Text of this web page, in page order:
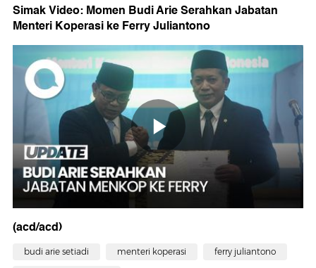
Simak Video: Momen Budi Arie Serahkan Jabatan
Menteri Koperasi ke Ferry Juliantono
(acd/acd)
budi arie setiadi menteri koperasi ferry juliantono